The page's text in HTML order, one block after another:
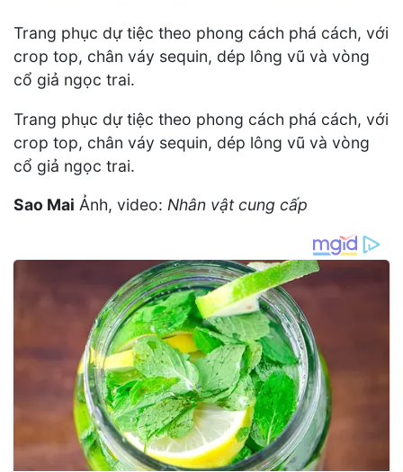
Trang phục dự tiệc theo phong cách phá cách, với
crop top, chân váy sequin, dép lông vũ và vòng
cổ giả ngọc trai.
Trang phục dự tiệc theo phong cách phá cách, với
crop top, chân váy sequin, dép lông vũ và vòng
cổ giả ngọc trai.
Sao Mai Ảnh, video: Nhân vật cung cấp